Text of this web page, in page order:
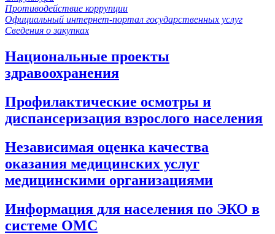
Противодействие коррупции
Официальный интернет-портал государственных услуг
Сведения о закупках
Национальные проекты
здравоохранения
Профилактические осмотры и
диспансеризация взрослого населения
Независимая оценка качества
оказания медицинских услуг
медицинскими организациями
Информация для населения по ЭКО в
системе ОМС